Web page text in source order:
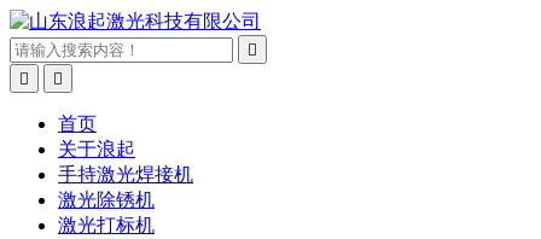



首页
关于浪起
手持激光焊接机
激光除锈机
激光打标机